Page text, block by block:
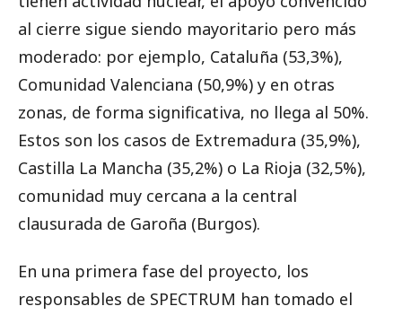
al cierre sigue siendo mayoritario pero más
moderado: por ejemplo, Cataluña (53,3%),
Comunidad Valenciana (50,9%) y en otras
zonas, de forma significativa, no llega al 50%.
Estos son los casos de Extremadura (35,9%),
Castilla La Mancha (35,2%) o La Rioja (32,5%),
comunidad muy cercana a la central
clausurada de Garoña (Burgos).
En una primera fase del proyecto, los
responsables de SPECTRUM han tomado el